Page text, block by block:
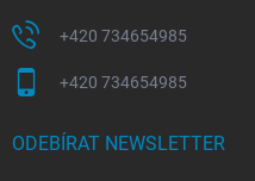
+420 734654985
+420 734654985
ODEBÍRAT NEWSLETTER